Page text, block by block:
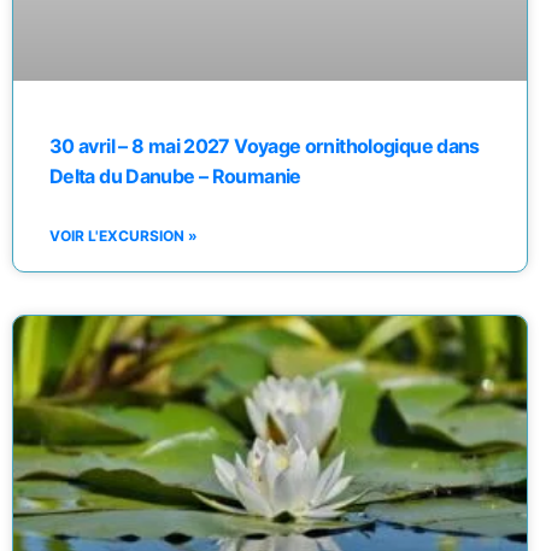
30 avril – 8 mai 2027 Voyage ornithologique dans
Delta du Danube – Roumanie
VOIR L'EXCURSION »